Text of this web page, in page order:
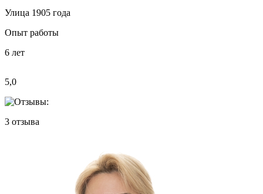
Улица 1905 года
Опыт работы
6 лет
5,0
3 отзыва